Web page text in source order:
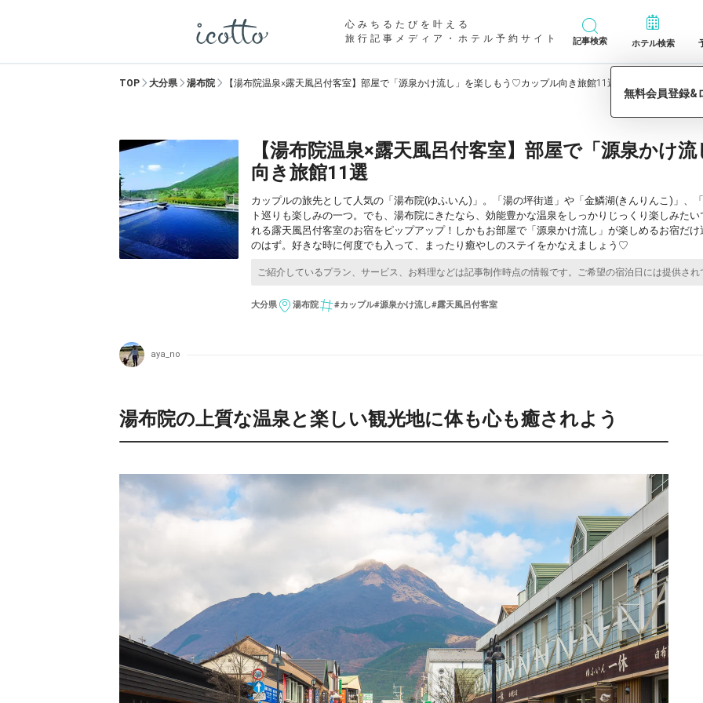
心みちるたびを叶える
旅行記事メディア・ホテル予約サイト
記事検索 ホテル検索
TOP 大分県 湯布院 【湯布院温泉×露天風呂付客室】部屋で「源泉かけ流し」を楽しもう♡カップル向き旅館11選
【湯布院温泉×露天風呂付客室】部屋で「源泉かけ
向き旅館11選
カップルの旅先として人気の「湯布院(ゆふいん)」。「湯の坪街道」や「金鱗湖(きんりんこ)」、
ト巡りも楽しみの一つ。でも、湯布院にきたなら、効能豊かな温泉をしっかりじっくり楽しみた
れる露天風呂付客室のお宿をピップアップ！しかもお部屋で「源泉かけ流し」が楽しめるお宿だ
のはず。好きな時に何度でも入って、まったり癒やしのステイをかなえましょう♡
大分県 湯布院 #カップル#源泉かけ流し#露天風呂付客室
aya_no
湯布院の上質な温泉と楽しい観光地に体も心も癒されよう